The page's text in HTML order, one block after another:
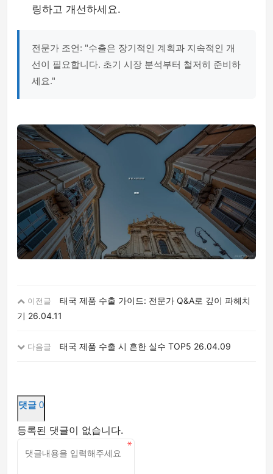
링하고 개선하세요.
전문가 조언: "수출은 장기적인 계획과 지속적인 개
선이 필요합니다. 초기 시장 분석부터 철저히 준비하
세요."
이전글
태국 제품 수출 가이드: 전문가 Q&A로 깊이 파헤치
기 26.04.11
다음글 태국 제품 수출 시 흔한 실수 TOP5 26.04.09
댓글 0
등록된 댓글이 없습니다.